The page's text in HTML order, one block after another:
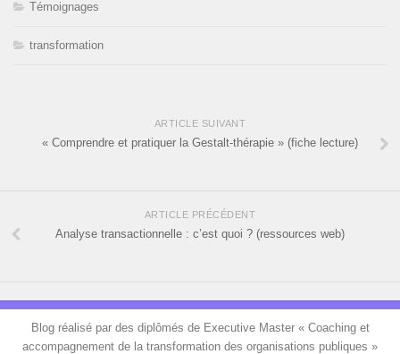
Témoignages
transformation
ARTICLE SUIVANT
« Comprendre et pratiquer la Gestalt-thérapie » (fiche lecture)
ARTICLE PRÉCÉDENT
Analyse transactionnelle : c’est quoi ? (ressources web)
Blog réalisé par des diplômés de Executive Master « Coaching et
accompagnement de la transformation des organisations publiques »